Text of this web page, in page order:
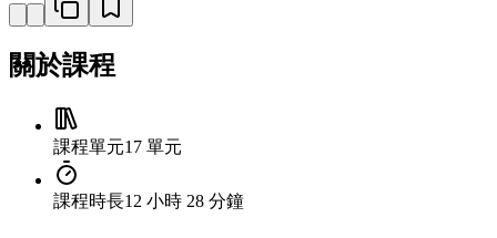
關於課程
課程單元17 單元
課程時長12 小時 28 分鐘